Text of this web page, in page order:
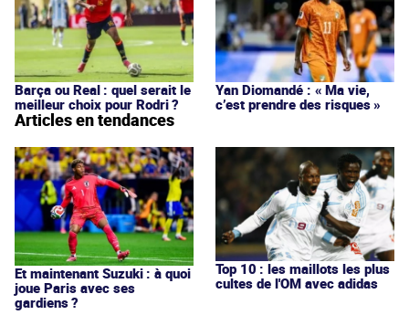
Barça ou Real : quel serait le
meilleur choix pour Rodri ?
Yan Diomandé : « Ma vie,
c’est prendre des risques »
Articles en tendances
Et maintenant Suzuki : à quoi
joue Paris avec ses
gardiens ?
Top 10 : les maillots les plus
cultes de l'OM avec adidas